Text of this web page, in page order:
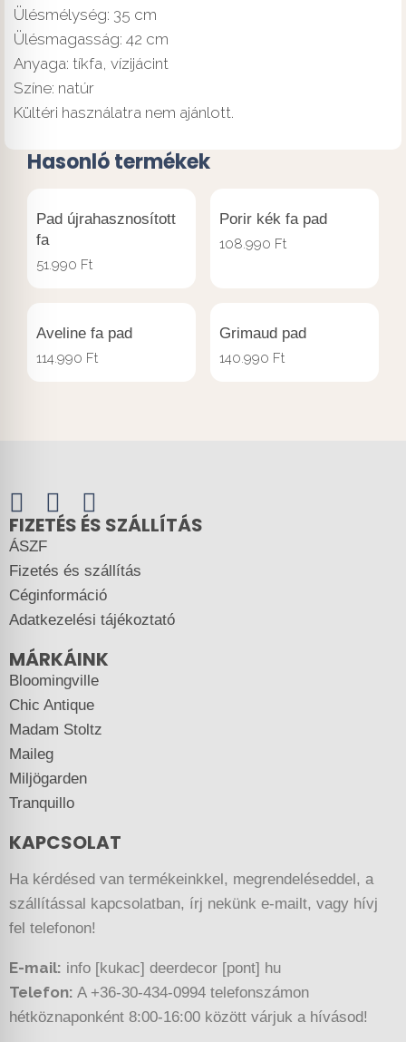
Ülésmélység: 35 cm
Ülésmagasság: 42 cm
Anyaga: tíkfa, vízijácint
Színe: natúr
Kültéri használatra nem ajánlott.
Hasonló termékek
Pad újrahasznosított
fa
51.990 Ft
Porir kék fa pad
108.990 Ft
Aveline fa pad
114.990 Ft
Grimaud pad
140.990 Ft
FIZETÉS ÉS SZÁLLÍTÁS
ÁSZF
Fizetés és szállítás
Céginformáció
Adatkezelési tájékoztató
MÁRKÁINK
Bloomingville
Chic Antique
Madam Stoltz
Maileg
Miljögarden
Tranquillo
KAPCSOLAT
Ha kérdésed van termékeinkkel, megrendeléseddel, a
szállítással kapcsolatban, írj nekünk e-mailt, vagy hívj
fel telefonon!
E-mail: info [kukac] deerdecor [pont] hu
Telefon: A +36-30-434-0994 telefonszámon
hétköznaponként 8:00-16:00 között várjuk a hívásod!